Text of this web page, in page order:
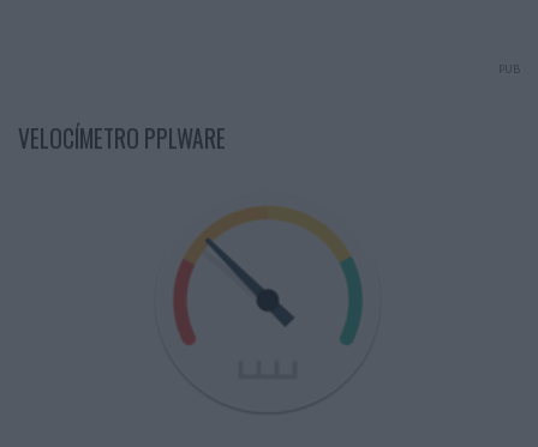
PUB
VELOCÍMETRO PPLWARE